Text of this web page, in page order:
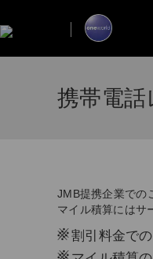
携帯電話
JMB提携企業での
マイル積算にはサ
※割引料金で